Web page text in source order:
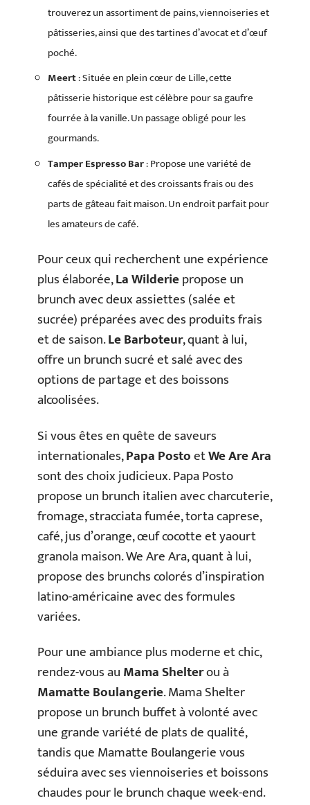
trouverez un assortiment de pains, viennoiseries et
pâtisseries, ainsi que des tartines d’avocat et d’œuf
poché.
Meert: Située en plein cœur de Lille, cette
pâtisserie historique est célèbre pour sa gaufre
fourrée à la vanille. Un passage obligé pour les
gourmands.
Tamper Espresso Bar: Propose une variété de
cafés de spécialité et des croissants frais ou des
parts de gâteau fait maison. Un endroit parfait pour
les amateurs de café.
Pour ceux qui recherchent une expérience
plus élaborée,La Wilderiepropose un
brunch avec deux assiettes (salée et
sucrée) préparées avec des produits frais
et de saison.Le Barboteur, quant à lui,
offre un brunch sucré et salé avec des
options de partage et des boissons
alcoolisées.
Si vous êtes en quête de saveurs
internationales,Papa PostoetWe Are Ara
sont des choix judicieux. Papa Posto
propose un brunch italien avec charcuterie,
fromage, stracciata fumée, torta caprese,
café, jus d’orange, œuf cocotte et yaourt
granola maison. We Are Ara, quant à lui,
propose des brunchs colorés d’inspiration
latino-américaine avec des formules
variées.
Pour une ambiance plus moderne et chic,
rendez-vous auMama Shelterou à
Mamatte Boulangerie. Mama Shelter
propose un brunch buffet à volonté avec
une grande variété de plats de qualité,
tandis que Mamatte Boulangerie vous
séduira avec ses viennoiseries et boissons
chaudes pour le brunch chaque week-end.